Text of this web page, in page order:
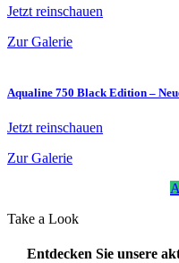
Jetzt reinschauen
Zur Galerie
Aqualine 750 Black Edition –
Jetzt reinschauen
Zur Galerie
Take a Look
Entdecken Sie unsere